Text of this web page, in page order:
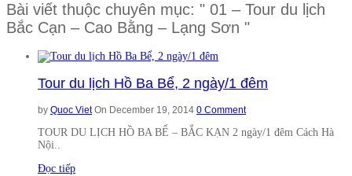
Bài viết thuộc chuyên mục: " 01 – Tour du lịch
Bắc Cạn – Cao Bằng – Lạng Sơn "
Tour du lịch Hồ Ba Bể, 2 ngày/1 đêm
by Quoc Viet On December 19, 2014 0 Comment
TOUR DU LỊCH HỒ BA BỂ – BẮC KẠN 2 ngày/1 đêm Cách Hà
Nội..
Đọc tiếp